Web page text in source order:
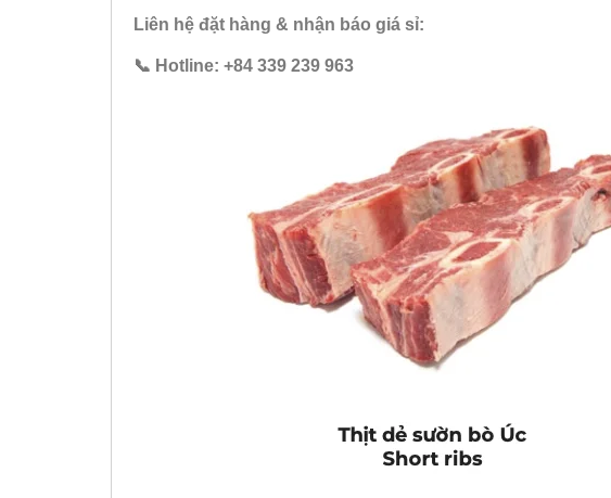
Liên hệ đặt hàng & nhận báo giá sỉ:
📞 Hotline: +84 339 239 963